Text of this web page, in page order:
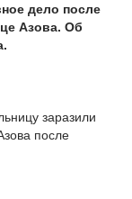
дело после
Азова. Об
заразили
после